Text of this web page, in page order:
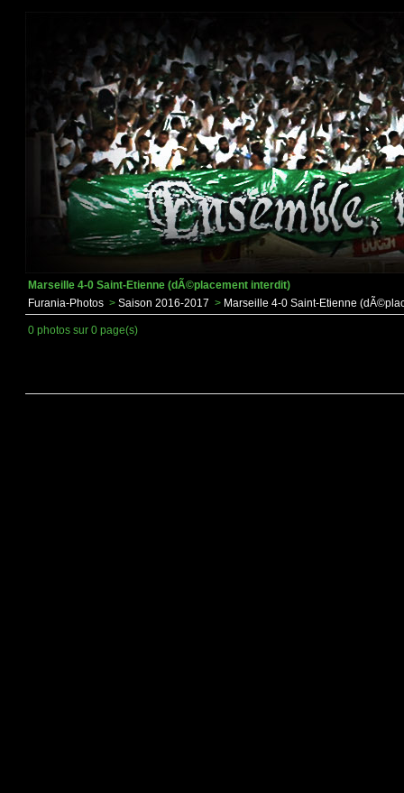
Marseille 4-0 Saint-Etienne (dÃ©placement interdit)
Furania-Photos > Saison 2016-2017 > Marseille 4-0 Saint-Etienne
0 photos sur 0 page(s)